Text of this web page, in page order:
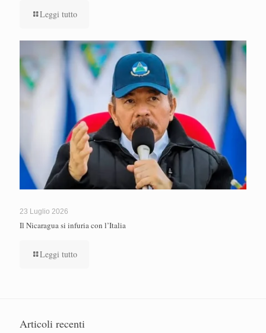
Leggi tutto
23 Luglio 2026
Il Nicaragua si infuria con l’Italia
Leggi tutto
Articoli recenti